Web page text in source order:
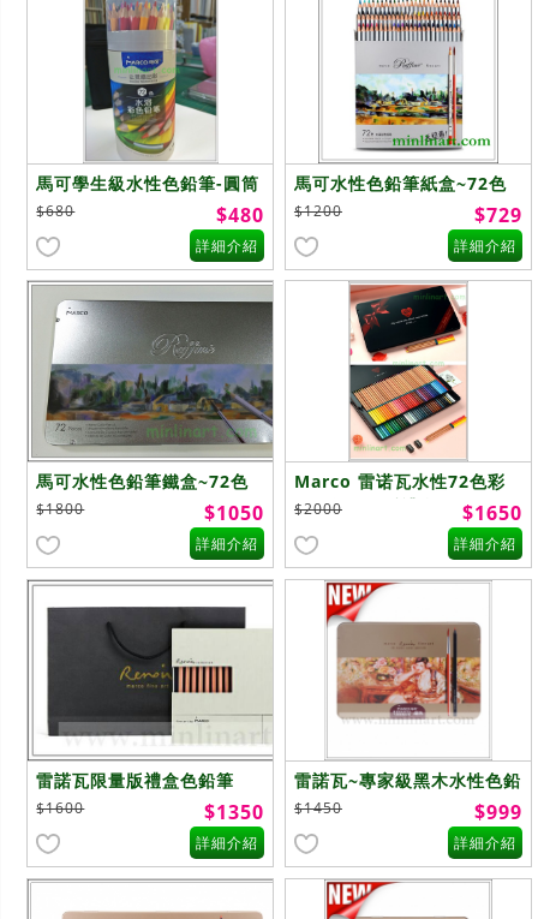
馬可學生級水性色鉛筆-圓筒
~72色
$680 $480
詳細介紹
馬可水性色鉛筆紙盒~72色
$1200 $729
詳細介紹
馬可水性色鉛筆鐵盒~72色
$1800 $1050
詳細介紹
Marco 雷诺瓦水性72色彩
色铅筆 ~至爱禮盒
$2000 $1650
詳細介紹
雷諾瓦限量版禮盒色鉛筆
3100-48WB
$1600 $1350
詳細介紹
雷諾瓦~專家級黑木水性色鉛
筆~48色
$1450 $999
詳細介紹